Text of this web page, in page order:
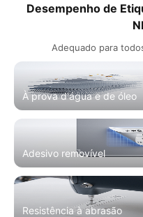
Desempenho de
Adequado para
À prova d'água e de óleo
Adesivo removível
Resistência à abrasão